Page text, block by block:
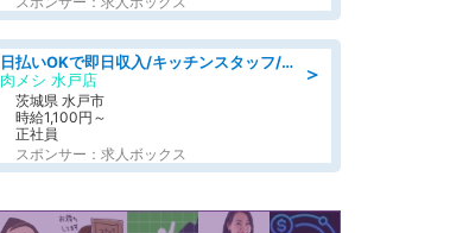
＞
日払いOKで即日収入/キッチンスタッフ/「原付免許必須」デリバリー業務など、自己成長可能な幅広い仕事に挑戦!髪型自由&ピアス・ネイルOK/茨城県/水戸市
肉メシ 水戸店
茨城県 水戸市
時給1,100円～
正社員
スポンサー：求人ボックス